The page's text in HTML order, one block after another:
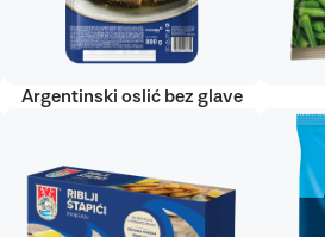
Argentinski oslić bez glave